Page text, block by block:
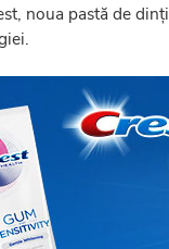
noua pastă de dinți